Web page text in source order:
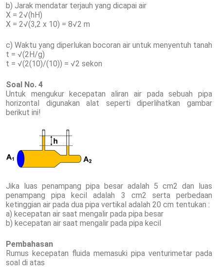
b) Jarak mendatar terjauh yang dicapai air
X = 2√(hH)
X = 2√(3,2 x 10) = 8√2 m
c) Waktu yang diperlukan bocoran air untuk menyentuh tanah
t = √(2H/g)
t = √(2(10)/(10)) = √2 sekon
Soal No. 4
Untuk mengukur kecepatan aliran air pada sebuah pipa
horizontal digunakan alat seperti diperlihatkan gambar
berikut ini!
Jika luas penampang pipa besar adalah 5 cm2 dan luas
penampang pipa kecil adalah 3 cm2 serta perbedaan
ketinggian air pada dua pipa vertikal adalah 20 cm tentukan :
a) kecepatan air saat mengalir pada pipa besar
b) kecepatan air saat mengalir pada pipa kecil
Pembahasan
Rumus kecepatan fluida memasuki pipa venturimetar pada
soal di atas